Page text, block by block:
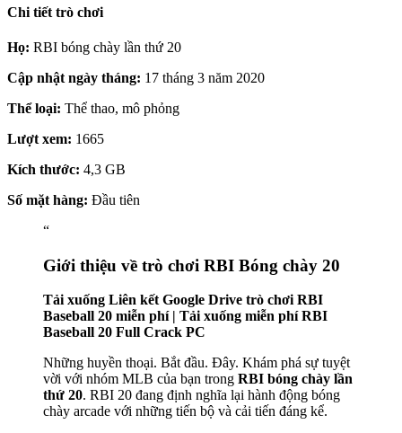
Chi tiết trò chơi
Họ: RBI bóng chày lần thứ 20
Cập nhật ngày tháng: 17 tháng 3 năm 2020
Thể loại: Thể thao, mô phỏng
Lượt xem: 1665
Kích thước: 4,3 GB
Số mặt hàng: Đầu tiên
“
Giới thiệu về trò chơi RBI Bóng chày 20
Tải xuống Liên kết Google Drive trò chơi RBI
Baseball 20 miễn phí | Tải xuống miễn phí RBI
Baseball 20 Full Crack PC
Những huyền thoại. Bắt đầu. Đây. Khám phá sự tuyệt
vời với nhóm MLB của bạn trong RBI bóng chày lần
thứ 20. RBI 20 đang định nghĩa lại hành động bóng
chày arcade với những tiến bộ và cải tiến đáng kể.